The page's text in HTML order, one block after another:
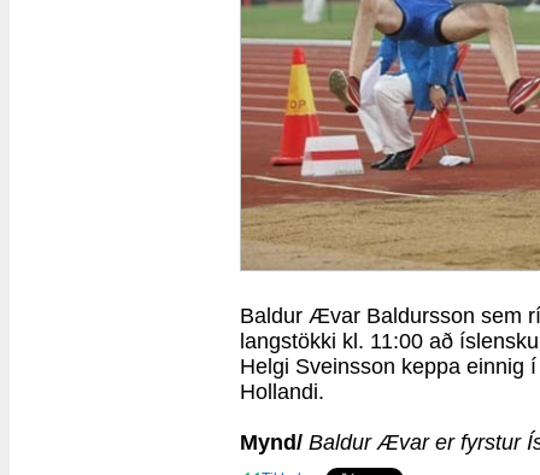
Baldur Ævar Baldursson sem
langstökki kl. 11:00 að
Helgi Sveinsson keppa einnig
Hollandi.
Mynd/ Baldur Ævar er fyrstur